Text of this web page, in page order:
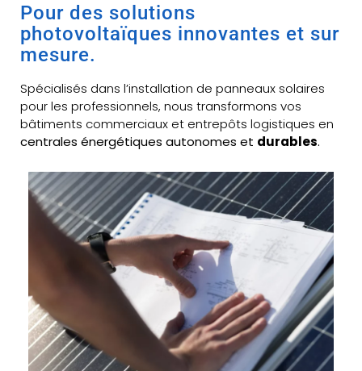
Pour des solutions
photovoltaïques innovantes et sur
mesure.
Spécialisés dans l’installation de panneaux solaires
pour les professionnels, nous transformons vos
bâtiments commerciaux et entrepôts logistiques en
centrales énergétiques autonomes et durables.